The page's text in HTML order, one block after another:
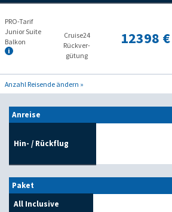
PRO-Tarif
Junior Suite
Balkon
Cruise24
Rückver­
gütung
12398 €
Anzahl Reisende ändern »
Anreise
Hin- / Rückflug
Paket
All Inclusive